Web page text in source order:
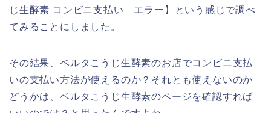
じ生酵素 コンビニ支払い エラー】という感じで調べ
てみることにしました。
その結果、ベルタこうじ生酵素のお店でコンビニ支払
いの支払い方法が使えるのか？それとも使えないのか
どうかは、ベルタこうじ生酵素のページを確認すれば